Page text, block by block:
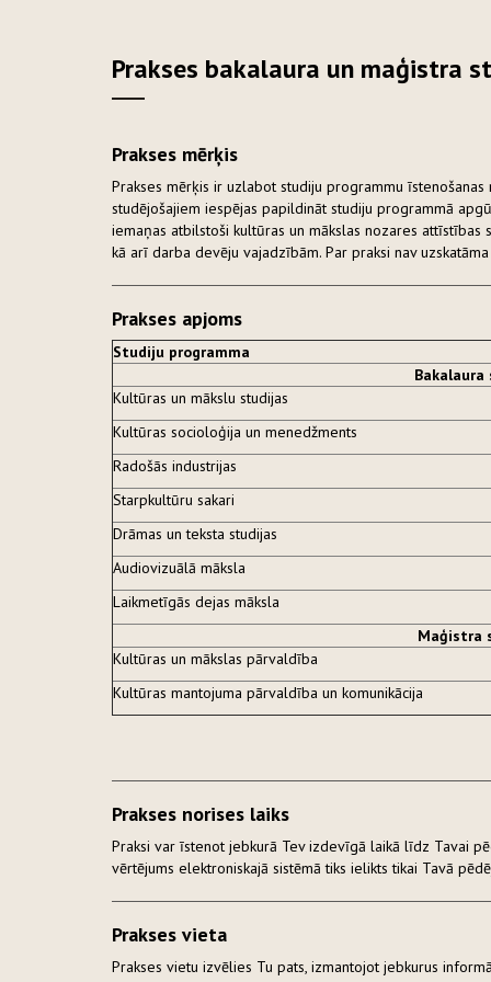
Prakses bakalaura un maģistra
Prakses mērķis
Prakses mērķis ir uzlabot studiju programmu
studējošajiem iespējas papildināt studiju programmā
iemaņas atbilstoši kultūras un mākslas nozares
kā arī darba devēju vajadzībām. Par praksi nav
Prakses apjoms
Studiju programma
Kultūras un mākslu studijas
Kultūras socioloģija un menedžments
Radošās industrijas
Starpkultūru sakari
Drāmas un teksta studijas
Audiovizuālā māksla
Laikmetīgās dejas māksla
Maģistra
Kultūras un mākslas pārvaldība
Kultūras mantojuma pārvaldība un komunikācija
Prakses norises laiks
Praksi var īstenot jebkurā Tev izdevīgā laikā līdz Tavai
vērtējums elektroniskajā sistēmā tiks ielikts tikai Tavā
Prakses vieta
Prakses vietu izvēlies Tu pats, izmantojot jebkurus